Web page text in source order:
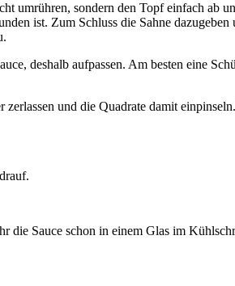
umrühren, sondern den Topf einfach ab
ist. Zum Schluss die Sahne
deshalb aufpassen. Am besten eine
und die Quadrate damit
die Sauce schon in einem Glas im